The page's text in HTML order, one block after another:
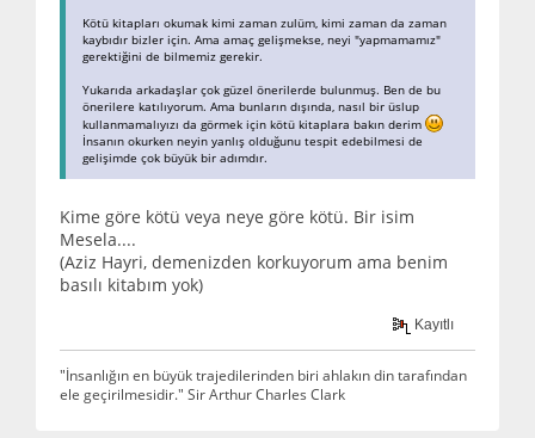
Kötü kitapları okumak kimi zaman zulüm, kimi zaman da zaman
kaybıdır bizler için. Ama amaç gelişmekse, neyi "yapmamamız"
gerektiğini de bilmemiz gerekir.
Yukarıda arkadaşlar çok güzel önerilerde bulunmuş. Ben de bu
önerilere katılıyorum. Ama bunların dışında, nasıl bir üslup
kullanmamalıyızı da görmek için kötü kitaplara bakın derim
İnsanın okurken neyin yanlış olduğunu tespit edebilmesi de
gelişimde çok büyük bir adımdır.
Kime göre kötü veya neye göre kötü. Bir isim
Mesela....
(Aziz Hayri, demenizden korkuyorum ama benim
basılı kitabım yok)
Kayıtlı
"İnsanlığın en büyük trajedilerinden biri ahlakın din tarafından
ele geçirilmesidir." Sir Arthur Charles Clark